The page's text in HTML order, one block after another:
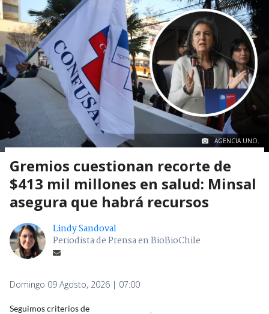
AGENCIA UNO.
Gremios cuestionan recorte de
$413 mil millones en salud: Minsal
asegura que habrá recursos
Lindy Sandoval
Periodista de Prensa en BioBioChile
Domingo 09 Agosto, 2026 | 07:00
Seguimos criterios de